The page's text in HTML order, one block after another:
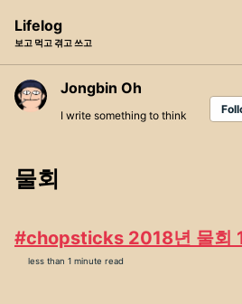
navigation
Lifelog
보고 먹고 겪고 쓰고
Jongbin Oh
I write something to think
물회
#chopsticks 2018년 물회
less than 1 minute read